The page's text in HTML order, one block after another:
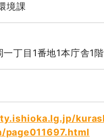
境課
丁目1番地1本庁舎1階
page011697.html